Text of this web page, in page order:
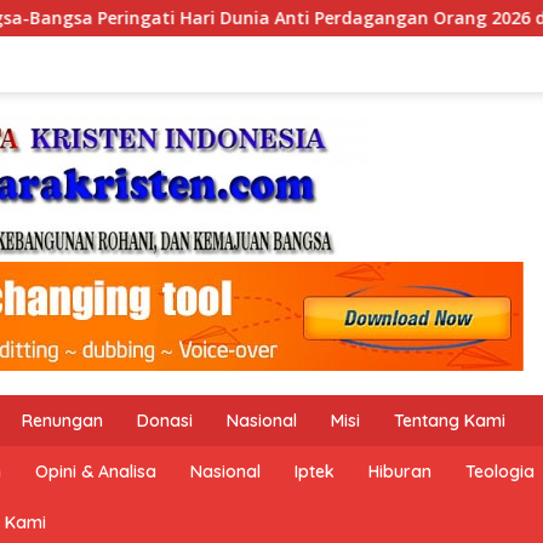
Orang 2026 dengan Komitmen Baru untuk Memberantas
Renungan Donasi Nasional Misi Tentang Kami
Opini & Analisa Nasional Iptek Hiburan Teologia
Kami